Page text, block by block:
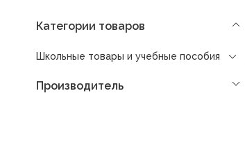
Категории товаров
Школьные товары и учебные пособия
Производитель